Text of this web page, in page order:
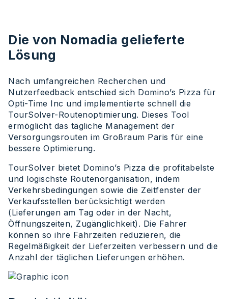
Die von Nomadia gelieferte
Lösung
Nach umfangreichen Recherchen und
Nutzerfeedback entschied sich Domino’s Pizza für
Opti-Time Inc und implementierte schnell die
TourSolver-Routenoptimierung. Dieses Tool
ermöglicht das tägliche Management der
Versorgungsrouten im Großraum Paris für eine
bessere Optimierung.
TourSolver bietet Domino’s Pizza die profitabelste
und logischste Routenorganisation, indem
Verkehrsbedingungen sowie die Zeitfenster der
Verkaufsstellen berücksichtigt werden
(Lieferungen am Tag oder in der Nacht,
Öffnungszeiten, Zugänglichkeit). Die Fahrer
können so ihre Fahrzeiten reduzieren, die
Regelmäßigkeit der Lieferzeiten verbessern und die
Anzahl der täglichen Lieferungen erhöhen.